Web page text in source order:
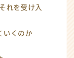
れを受け入
いくのか